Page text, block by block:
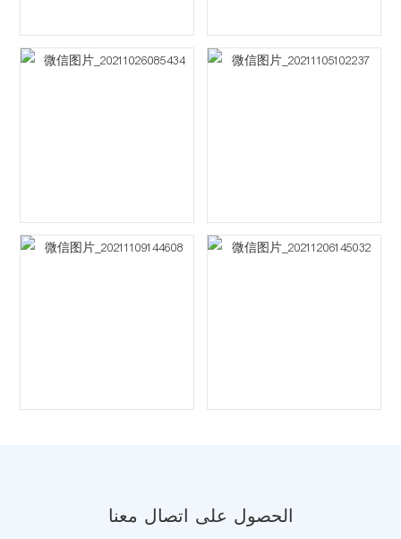
الحصول على اتصال معنا